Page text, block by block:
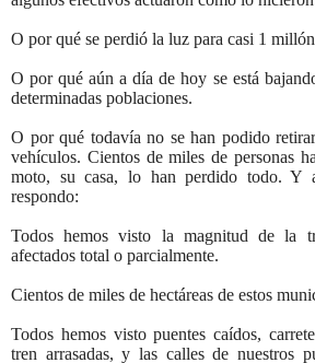
O por qué se perdió la luz para casi 1
O por qué aún a día de hoy se está
determinadas poblaciones.
O por qué todavía no se han podido
vehículos. Cientos de miles de personas
moto, su casa, lo han perdido todo. Y
respondo:
Todos hemos visto la magnitud de la
afectados total o parcialmente.
Cientos de miles de hectáreas de estos
Todos hemos visto puentes caídos,
tren arrasadas, y las calles de nuestros